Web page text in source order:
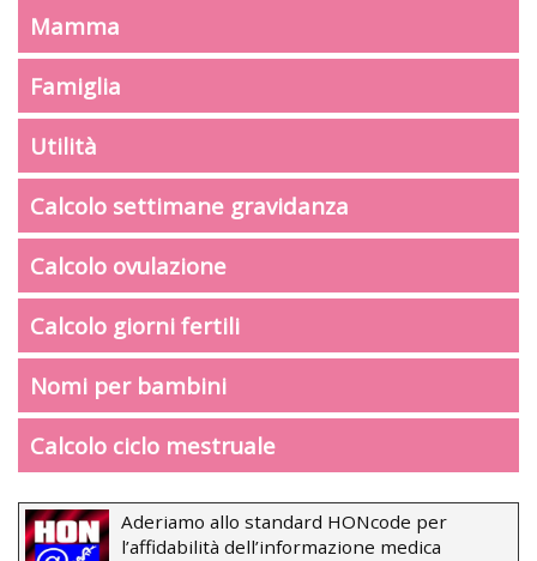
Mamma
Famiglia
Utilità
Calcolo settimane gravidanza
Calcolo ovulazione
Calcolo giorni fertili
Nomi per bambini
Calcolo ciclo mestruale
Aderiamo allo standard HONcode per
l’affidabilità dell’informazione medica